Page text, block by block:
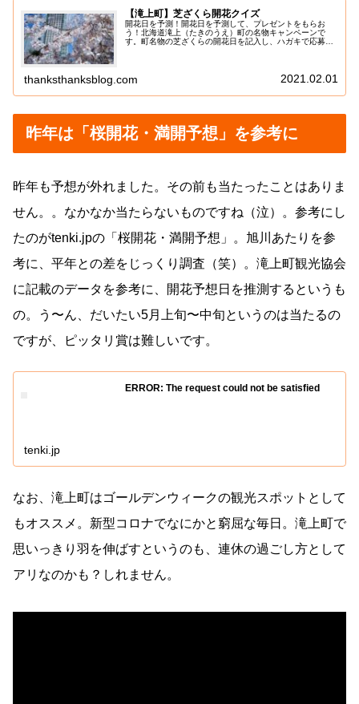
【滝上町】芝ざくら開花クイズ
開花日を予測！開花日を予測して、プレゼントをもらお
う！北海道滝上（たきのうえ）町の名物キャンペーンで
す。町名物の芝ざくらの開花日を記入し、ハガキで応募す
thanksthanksblog.com 2021.02.01
昨年は「桜開花・満開予想」を参考に
昨年も予想が外れました。その前も当たったことはありま
せん。。なかなか当たらないものですね（泣）。参考にし
たのがtenki.jpの「桜開花・満開予想」。旭川あたりを参
考に、平年との差をじっくり調査（笑）。滝上町観光協会
に記載のデータを参考に、開花予想日を推測するというも
の。う〜ん、だいたい5月上旬〜中旬というのは当たるの
ですが、ピッタリ賞は難しいです。
ERROR: The request could not be satisfied
tenki.jp
なお、滝上町はゴールデンウィークの観光スポットとして
もオススメ。新型コロナでなにかと窮屈な毎日。滝上町で
思いっきり羽を伸ばすというのも、連休の過ごし方として
アリなのかも？しれません。